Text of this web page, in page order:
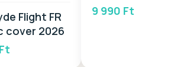
Flight FR
cover 2026
9 990 Ft